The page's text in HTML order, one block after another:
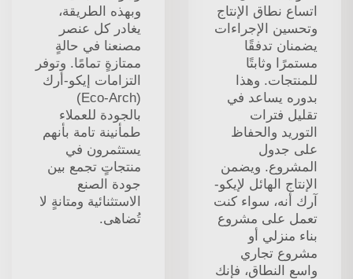
اتساع نطاق الإنتاج
وتحسين الإجراءات
يضمنان تدفقًا
مستمرًا وثابتًا
للمنتجات. وهذا
بدوره يساعد في
تقليل فترات
التوريد والحفاظ
على جدول
المشروع. ويضمن
الإنتاج الهائل لإيكو-
آرك أنه، سواء كنت
تعمل على مشروع
بناء منزلي أو
مشروع تجاري
واسع النطاق، فإنك
وبهذه الطريقة،
يغادر كل عنصر
مصنعنا في حالةٍ
ممتازةٍ تمامًا. وتوفر
التزامات إيكو-أرك
(Eco-Arch)
بالجودة للعملاء
طمأنينة تامة بأنهم
يستثمرون في
منتجاتٍ تجمع بين
جودة الصنع
الاستثنائية ومتانةٍ لا
تُضاهى.